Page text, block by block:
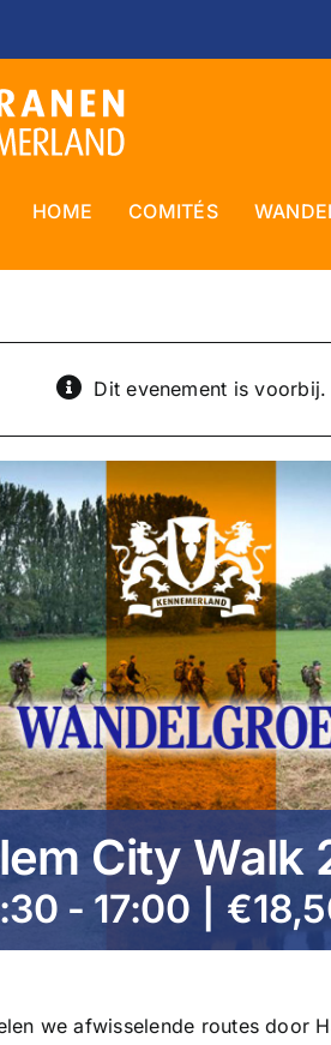
HOME COMITÉS
Dit evenement is voorbij.
City Walk
- 17:00
we afwisselende routes door